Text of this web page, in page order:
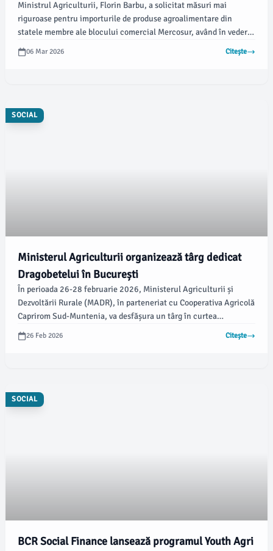
Ministrul Agriculturii, Florin Barbu, a solicitat măsuri mai
riguroase pentru importurile de produse agroalimentare din
statele membre ale blocului comercial Mercosur, având în vedere
riscurile asociate cu substanțele interzise în Uniunea Europeană,
conform newsbucuresti.ro. Oficialul a evidențiat că este
06 Mar 2026 Citește
SOCIAL
Ministerul Agriculturii organizează târg dedicat
Dragobetelui în București
În perioada 26-28 februarie 2026, Ministerul Agriculturii și
Dezvoltării Rurale (MADR), în parteneriat cu Cooperativa Agricolă
Caprirom Sud-Muntenia, va desfășura un târg în curtea
instituției, dedicat sărbătorii Dragobetelui. Evenimentul vine ca
parte a proiectului ‘Poftim, din România!’, inițiativa fiind mutată
26 Feb 2026 Citește
SOCIAL
BCR Social Finance lansează programul Youth Agri